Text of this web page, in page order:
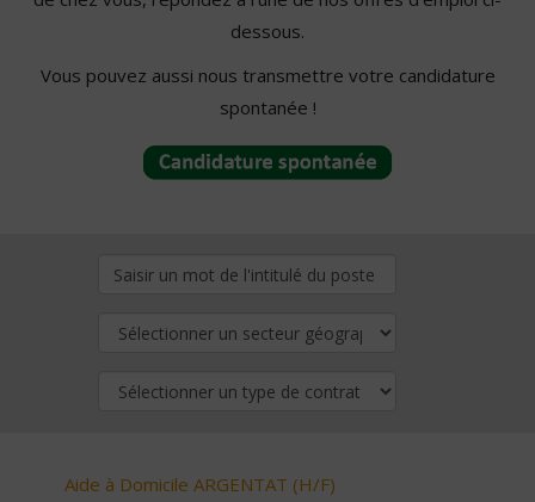
dessous.
Vous pouvez aussi nous transmettre votre candidature
spontanée !
Aide à Domicile ARGENTAT (H/F)